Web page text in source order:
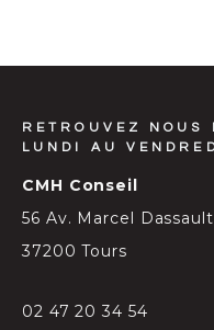
RETROUVEZ
LUNDI AU
CMH Conseil
56 Av. Marcel Dassault
37200 Tours
02 47 20 34 54